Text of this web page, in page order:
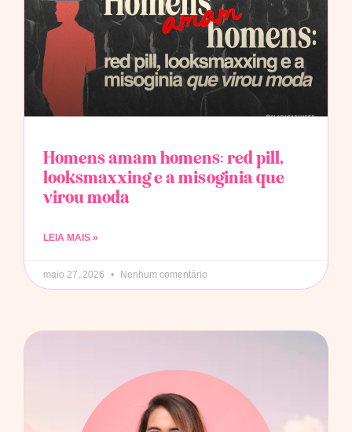
Homens amam homens: red pill,
looksmaxxing e a misoginia que
virou moda
LEIA MAIS »
maio 27, 2026 Nenhum comentário